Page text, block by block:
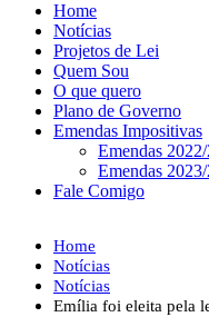
Home
Notícias
Projetos de Lei
Quem Sou
O que quero
Plano de Governo
Emendas Impositivas
Emendas
Emendas
Fale Comigo
Home
Notícias
Notícias
Emília foi eleita pela